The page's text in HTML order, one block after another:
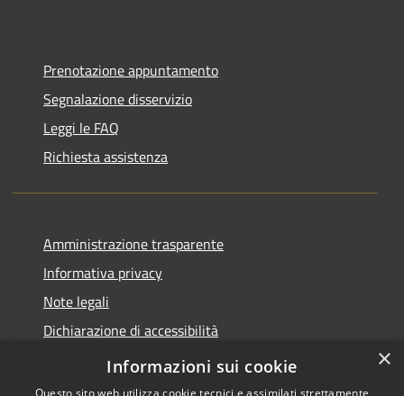
Prenotazione appuntamento
Segnalazione disservizio
Leggi le FAQ
Richiesta assistenza
Amministrazione trasparente
Informativa privacy
Note legali
Dichiarazione di accessibilità
Piano di miglioramento del sito
×
Informazioni sui cookie
Questo sito web utilizza cookie tecnici e assimilati strettamente